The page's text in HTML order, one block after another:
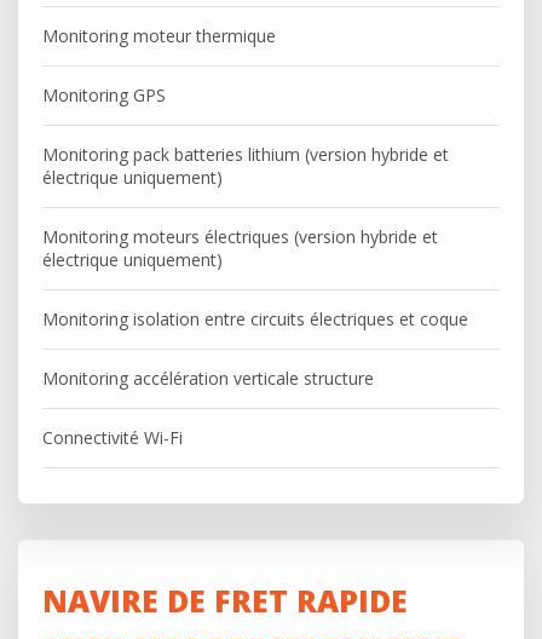
Monitoring moteur thermique
Monitoring GPS
Monitoring pack batteries lithium (version hybride et
électrique uniquement)
Monitoring moteurs électriques (version hybride et
électrique uniquement)
Monitoring isolation entre circuits électriques et coque
Monitoring accélération verticale structure
Connectivité Wi-Fi
NAVIRE DE FRET RAPIDE